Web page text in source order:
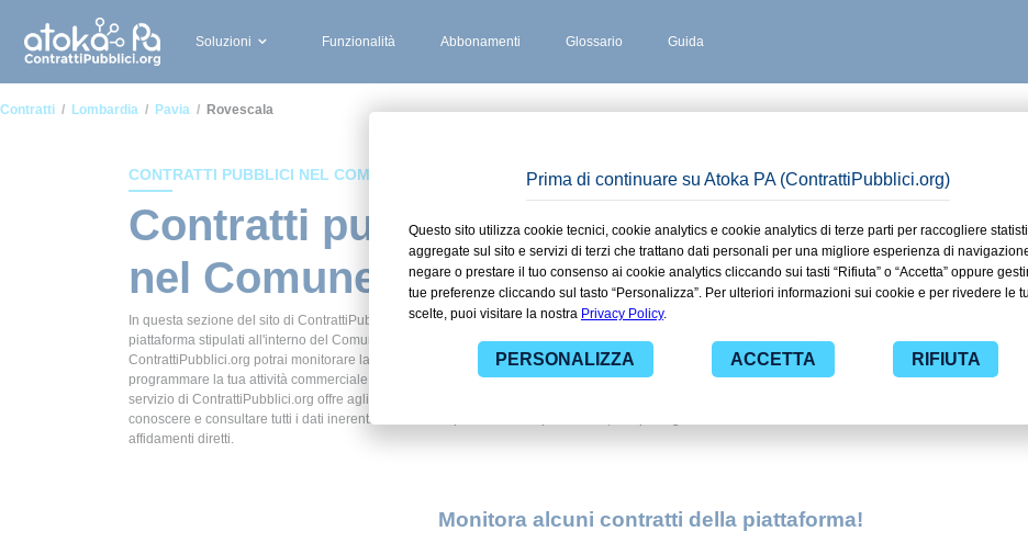
Soluzioni Funzionalità Abbonamenti Glossario Guida
Contratti Lombardia Pavia Rovescala
CONTRATTI PUBBLICI NEL COMUNE DI ROVESCALA
Contratti pubblici stipulati
nel Comune di Rovescala
In questa sezione del sito di ContrattiPubblici.org potrai avere ad alcuni dei contratti presenti nella
piattaforma stipulati all'interno del Comune di Rovescala. Grazie alle funzionalità di
ContrattiPubblici.org potrai monitorare la scadenza dei contratti pubblici di tuo interesse e
programmare la tua attività commerciale con le Pubbliche Amministrazioni con largo anticipo. Il
servizio di ContrattiPubblici.org offre agli utenti 7 giorni di prova gratuiti per avere l'opportunità di
conoscere e consultare tutti i dati inerenti ai contratti stipulati da una specifica PA, compresi gli
affidamenti diretti.
Monitora alcuni contratti della piattaforma!